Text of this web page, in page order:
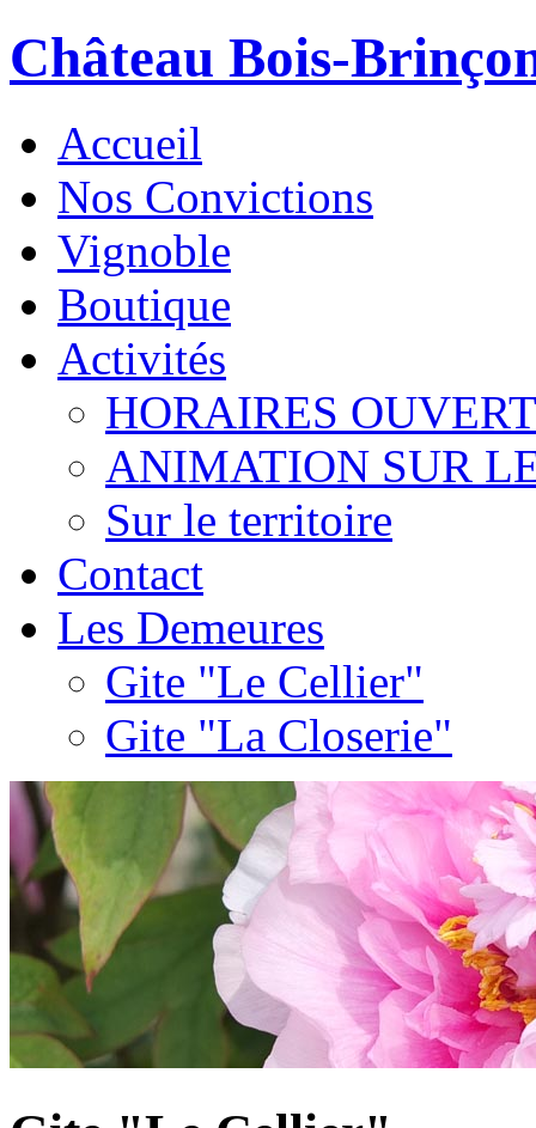
Château Bois-
Accueil
Nos Convictions
Vignoble
Boutique
Activités
HORAIRES
ANIMATION SUR
Sur le territoire
Contact
Les Demeures
Gite "Le Cellier"
Gite "La Closerie"